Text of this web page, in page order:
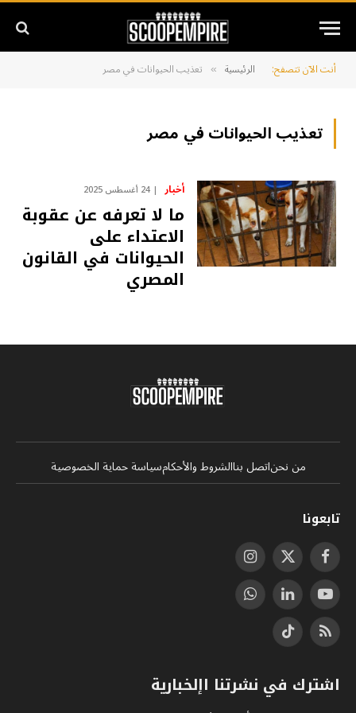
أنت الآن تتصفح: الرئيسية » تعذيب الحيوانات في مصر
تعذيب الحيوانات في مصر
أخبار 24 أغسطس 2025
ما لا تعرفه عن عقوبة
الاعتداء على
الحيوانات في القانون
المصري
من نحناتصل بناالشروط والأحكامسياسة حماية الخصوصية
تابعونا
فيسبوكX
(Twitter)
الانستغرام
يوتيوب لينكدإنواتساب
RSS
تيكتوك
اشترك في نشرتنا اإلخبارية